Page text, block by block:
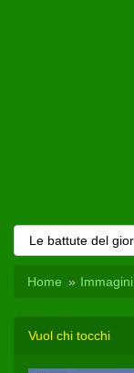
Home
Vuol chi tocchi